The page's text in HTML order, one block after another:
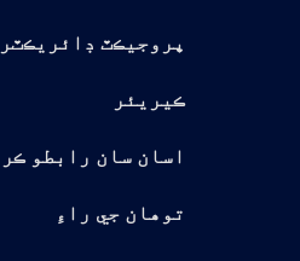
پروجيڪٽ ڊائريڪٽر
ڪيريئر
اسان سان رابطو
توهان جي راءِ